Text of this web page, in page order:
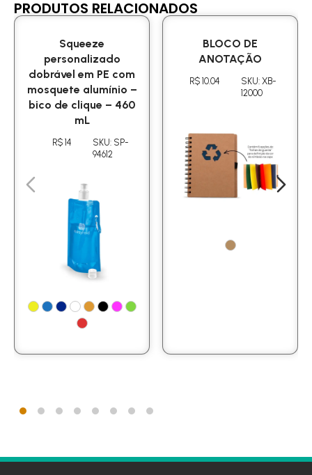
PRODUTOS RELACIONADOS
Squeeze
personalizado
dobrável em PE com
mosquete alumínio –
bico de clique – 460
mL
R$ 14
SKU: SP-
94612
BLOCO DE
ANOTAÇÃO
R$ 10.04
SKU: XB-
12000